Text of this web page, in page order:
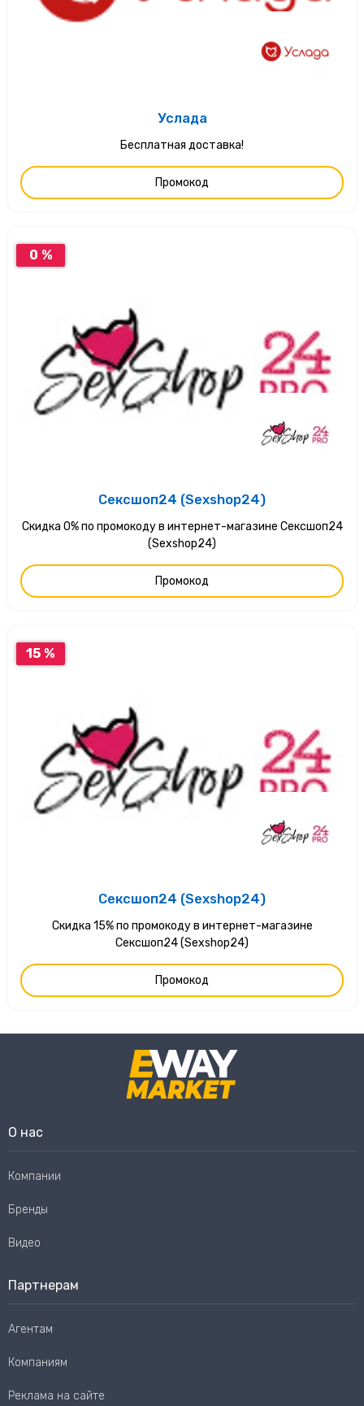
Услада
Бесплатная доставка!
Промокод
0 %
Сексшоп24 (Sexshop24)
Скидка 0% по промокоду в интернет-магазине Сексшоп24
(Sexshop24)
Промокод
15 %
Сексшоп24 (Sexshop24)
Скидка 15% по промокоду в интернет-магазине
Сексшоп24 (Sexshop24)
Промокод
О нас
Компании
Бренды
Видео
Партнерам
Агентам
Компаниям
Реклама на сайте